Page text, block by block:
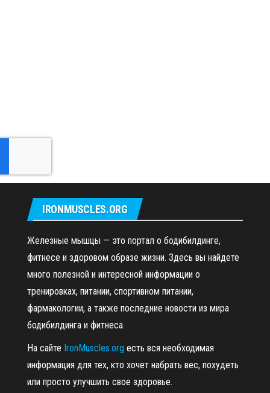
IRONMUSCLES.ORG
Железные мышцы — это портал о бодибилдинге,
фитнесе и здоровом образе жизни. Здесь вы найдете
много полезной и интересной информации о
тренировках, питании, спортивном питании,
фармакологии, а также последние новости из мира
бодибилдинга и фитнеса.
На сайте IronMuscles.org есть вся необходимая
информация для тех, кто хочет набрать вес, похудеть
или просто улучшить свое здоровье.